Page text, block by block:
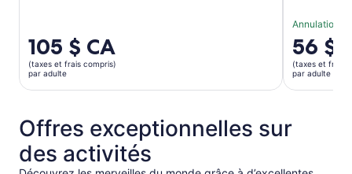
Le
prix
est
de 105 $ CA.
adulte
105 $ CA
(taxes et frais compris)
par adulte
Annulation
Le
prix
est
de 56 $
56 $
(taxes et frais
par adulte
Offres exceptionnelles sur
des activités